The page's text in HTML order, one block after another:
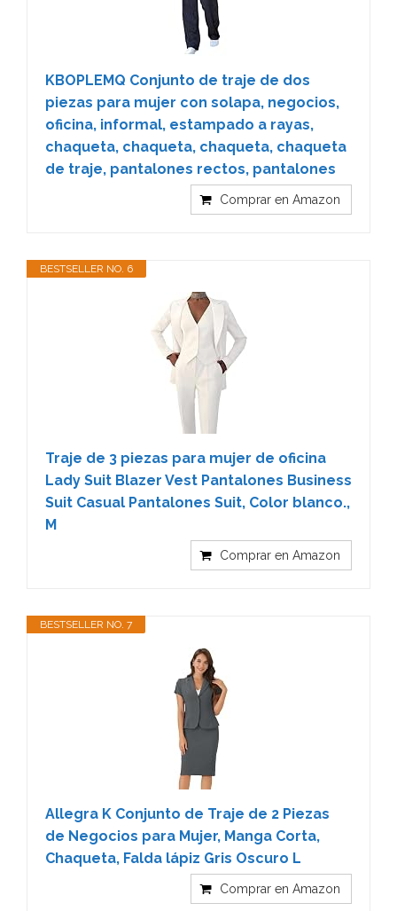
KBOPLEMQ Conjunto de traje de dos
piezas para mujer con solapa, negocios,
oficina, informal, estampado a rayas,
chaqueta, chaqueta, chaqueta, chaqueta
de traje, pantalones rectos, pantalones
Comprar en Amazon
BESTSELLER NO. 6
Traje de 3 piezas para mujer de oficina
Lady Suit Blazer Vest Pantalones Business
Suit Casual Pantalones Suit, Color blanco.,
M
Comprar en Amazon
BESTSELLER NO. 7
Allegra K Conjunto de Traje de 2 Piezas
de Negocios para Mujer, Manga Corta,
Chaqueta, Falda lápiz Gris Oscuro L
Comprar en Amazon